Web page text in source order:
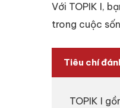
Với TOPIK I,
trong cuộc
Tiêu chí
TOPIK I